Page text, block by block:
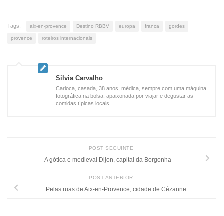
Tags: aix-en-provence Destino RBBV europa franca gordes
provence roteiros internacionais
Silvia Carvalho
Carioca, casada, 38 anos, médica, sempre com uma máquina
fotográfica na bolsa, apaixonada por viajar e degustar as
comidas típicas locais.
POST SEGUINTE
A gótica e medieval Dijon, capital da Borgonha
POST ANTERIOR
Pelas ruas de Aix-en-Provence, cidade de Cézanne